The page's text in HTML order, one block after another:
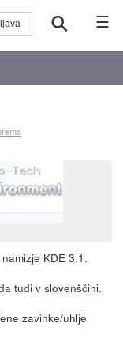
☰
namizje KDE 3.1.
tudi v slovenščini.
zavihke/uhlje